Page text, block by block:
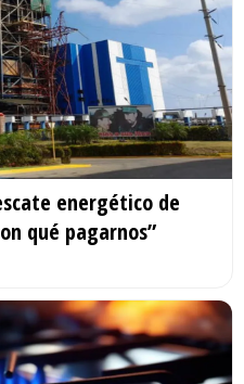
energético de
qué pagarnos”